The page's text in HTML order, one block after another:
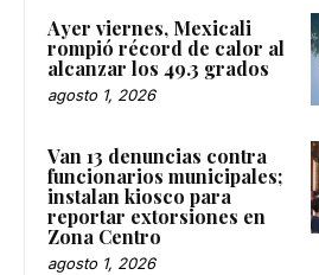
Ayer viernes, Mexicali
rompió récord de calor al
alcanzar los 49.3 grados
agosto 1, 2026
Van 13 denuncias contra
funcionarios municipales;
instalan kiosco para
reportar extorsiones en
Zona Centro
agosto 1, 2026